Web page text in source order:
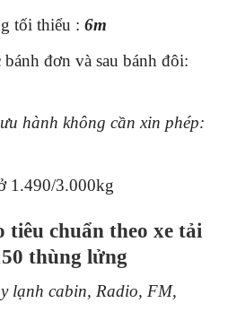
tối thiểu : 6m
đơn và sau bánh đôi:
hành không cần xin phép:
1.490/3.000kg
tiêu chuẩn theo xe tải
thùng lửng
lạnh cabin, Radio, FM,